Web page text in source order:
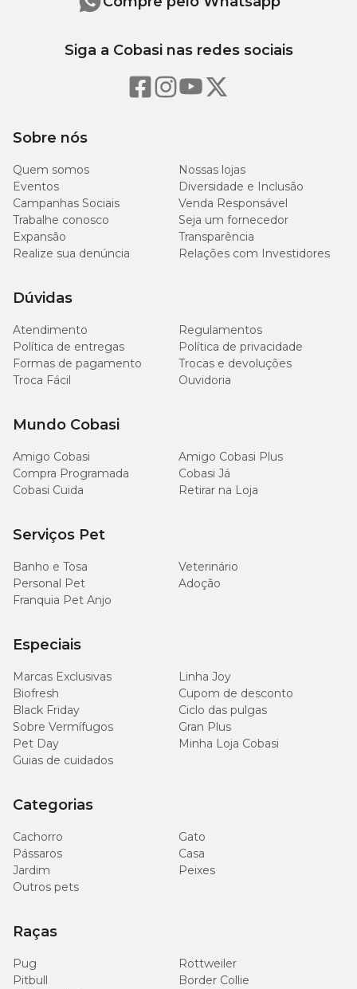
Sobre nós
Quem somos
Nossas lojas
Eventos
Diversidade e Inclusão
Campanhas Sociais
Venda Responsável
Trabalhe conosco
Seja um fornecedor
Expansão
Transparência
Realize sua denúncia
Relações com Investidores
Dúvidas
Atendimento
Regulamentos
Política de entregas
Política de privacidade
Formas de pagamento
Trocas e devoluções
Troca Fácil
Ouvidoria
Mundo Cobasi
Amigo Cobasi
Amigo Cobasi Plus
Compra Programada
Cobasi Já
Cobasi Cuida
Retirar na Loja
Serviços Pet
Banho e Tosa
Veterinário
Personal Pet
Adoção
Franquia Pet Anjo
Especiais
Marcas Exclusivas
Linha Joy
Biofresh
Cupom de desconto
Black Friday
Ciclo das pulgas
Sobre Vermífugos
Gran Plus
Pet Day
Minha Loja Cobasi
Guias de cuidados
Categorias
Cachorro
Gato
Pássaros
Casa
Jardim
Peixes
Outros pets
Raças
Pug
Rottweiler
Pitbull
Border Collie
Siga a Cobasi nas redes sociais